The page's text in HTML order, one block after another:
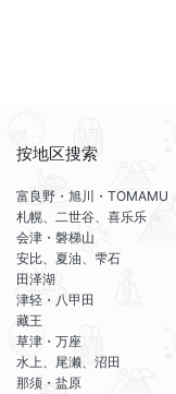
按地区搜索
富良野・旭川・TOMAMU
札幌、二世谷、喜乐乐
会津・磐梯山
安比、夏油、雫石
田泽湖
津轻・八甲田
藏王
草津・万座
水上、尾濑、沼田
那须・盐原